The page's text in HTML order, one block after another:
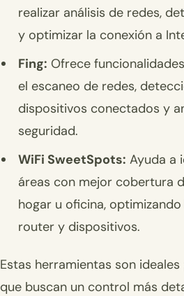
realizar análisis de redes,
y optimizar la conexión a
Fing: Ofrece
el escaneo de redes,
dispositivos conectados y
seguridad.
WiFi SweetSpots: Ayuda a
áreas con mejor cobertura
hogar u oficina,
router y dispositivos.
Estas herramientas son
que buscan un control más